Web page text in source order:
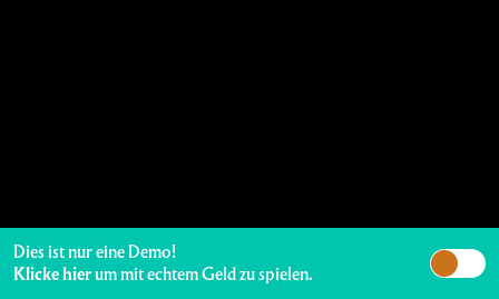
Dies ist nur eine Demo!
Klicke hierum mit echtem Geld zu spielen.